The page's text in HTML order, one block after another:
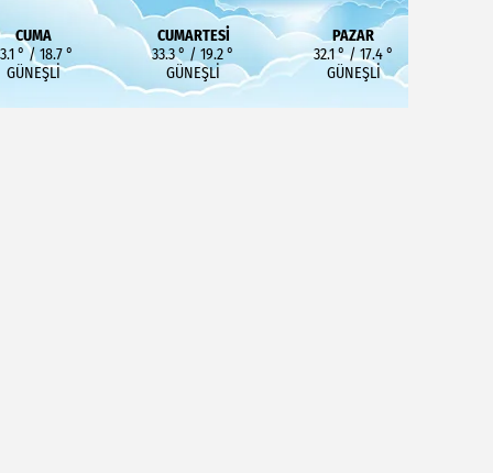
CUMA
° / 18.7 °
GÜNEŞLI
CUMARTESI
33.3 ° / 19.2 °
GÜNEŞLI
PAZAR
32.1 ° / 17.4 °
GÜNEŞLI